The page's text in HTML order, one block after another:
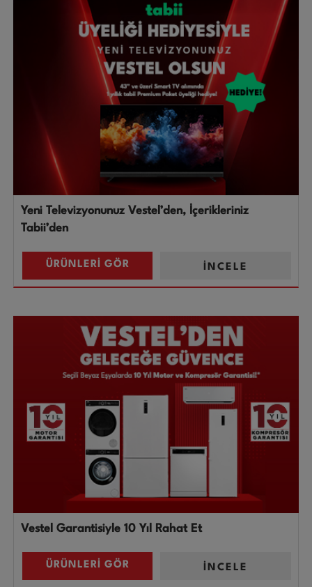
Yeni Televizyonunuz Vestel’den, İçerikleriniz
Tabii’den
İNCELE
ÜRÜNLERİ GÖR
Vestel Garantisiyle 10 Yıl Rahat Et
İNCELE
ÜRÜNLERİ GÖR